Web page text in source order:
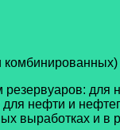
для
нефти и
и в